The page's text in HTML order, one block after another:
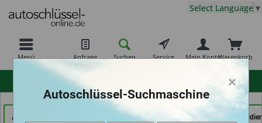
Menü Anfrage Suchen Service Warenkorb
Mein Konto
Select Language ▼
AutoAufsperrer (in Bad
Autoschlüssel Hamburg
069er
×
Autoschlüssel-Suchmaschine